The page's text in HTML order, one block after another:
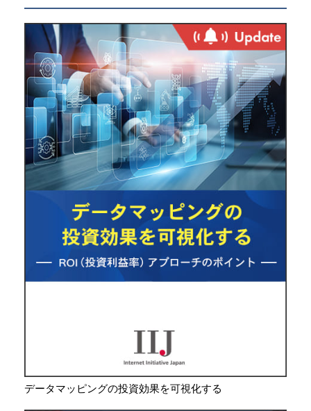
データマッピングの投資効果を可視化する